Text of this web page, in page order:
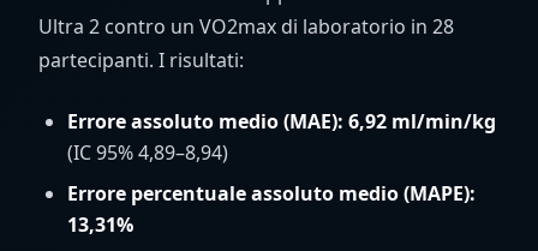
Ultra 2 contro un VO2max di laboratorio in 28
partecipanti. I risultati:
Errore assoluto medio (MAE): 6,92 ml/min/kg
(IC 95% 4,89–8,94)
Errore percentuale assoluto medio (MAPE):
13,31%